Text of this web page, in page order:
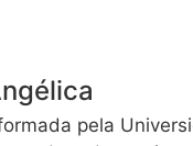
pela